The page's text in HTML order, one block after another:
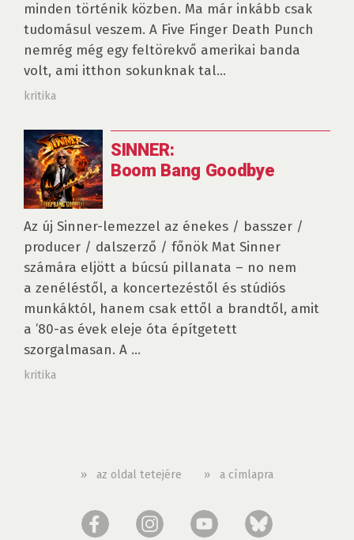
minden történik közben. Ma már inkább csak
tudomásul veszem. A Five Finger Death Punch
nemrég még egy feltörekvő amerikai banda
volt, ami itthon sokunknak tal...
kritika
SINNER:
Boom Bang Goodbye
Az új Sinner-lemezzel az énekes / basszer /
producer / dalszerző / főnök Mat Sinner
számára eljött a búcsú pillanata – no nem
a zenéléstől, a koncertezéstől és stúdiós
munkáktól, hanem csak ettől a brandtől, amit
a ’80-as évek eleje óta építgetett
szorgalmasan. A ...
kritika
» az oldal tetejére » a címlapra